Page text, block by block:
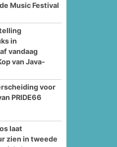
Music Festival
in
vandaag
van Java-
voor
PRIDE66
laat
zien in tweede